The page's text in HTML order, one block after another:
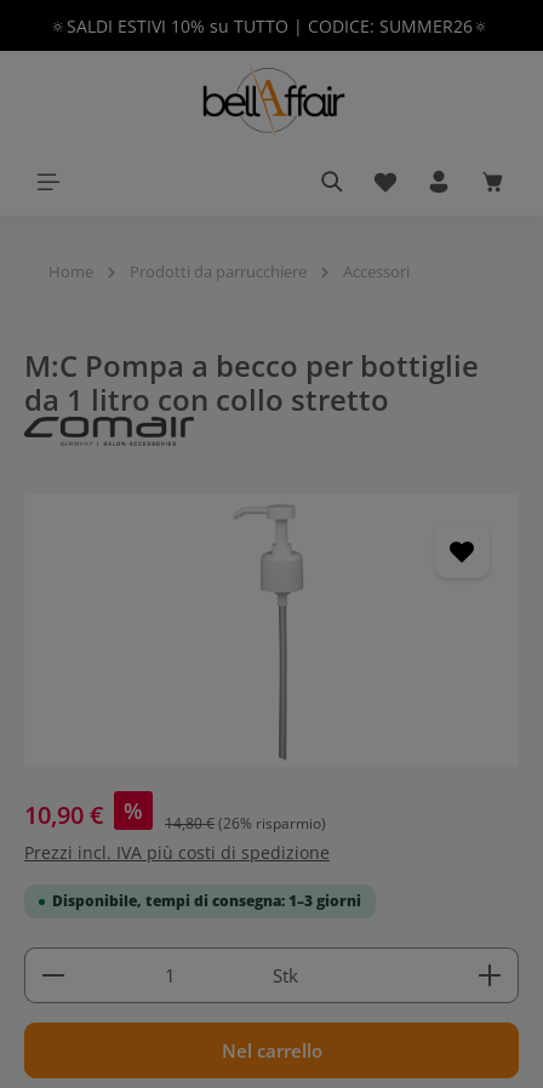
principale
🔅SALDI ESTIVI 10% su TUTTO | CODICE: SUMMER26🔅
Hai 0 articoli nella
Il
Home Prodotti da parrucchiere Accessori
M:C Pompa a becco per bottiglie
da 1 litro con collo stretto
10,90 € % 14,80 €(26% risparmio)
Prezzi incl. IVA più costi di spedizione
Disponibile, tempi di consegna: 1–3 giorni
Quantità del prodotto: inserisci la quantità
Stk
Nel carrello